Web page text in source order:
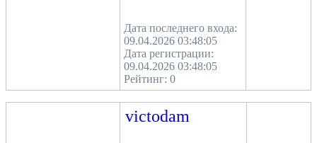
Дата последнего входа:
09.04.2026 03:48:05
Дата регистрации:
09.04.2026 03:48:05
Рейтинг: 0
victodam